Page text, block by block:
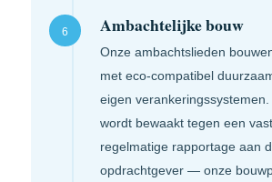
6 Ambachtelijke bouw
Onze ambachtslieden
met eco-compatibel
eigen
wordt bewaakt tegen een
regelmatige rapportage aan
opdrachtgever — onze